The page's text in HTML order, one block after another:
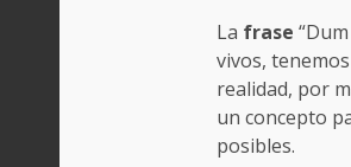
La frase
vivos,
realidad, por
un concepto
posibles.